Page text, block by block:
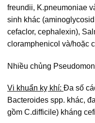
freundii, K.pneumoniae
sinh khác
cefaclor, cephalexin),
cloramphenicol và/hoặc
Nhiều chủng
Vi khuẩn kỵ khí: Đa số
Bacteroides spp. khác,
gồm C.difficile) kháng